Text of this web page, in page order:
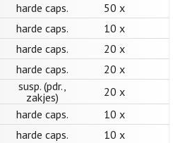
harde caps.
50 x
harde caps.
10 x
harde caps.
20 x
harde caps.
20 x
susp. (pdr.,
zakjes)
20 x
harde caps.
10 x
harde caps.
10 x